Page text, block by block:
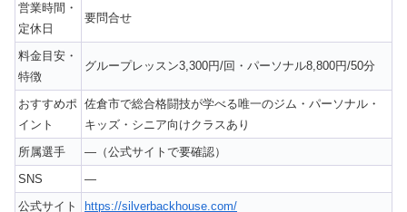
営業時間・
定休日
要問合せ
料金目安・
特徴
グループレッスン3,300円/回・パーソナル8,800円/50分
おすすめポ
イント
佐倉市で総合格闘技が学べる唯一のジム・パーソナル・
キッズ・シニア向けクラスあり
所属選手
—（公式サイトで要確認）
SNS
—
公式サイト
https://silverbackhouse.com/